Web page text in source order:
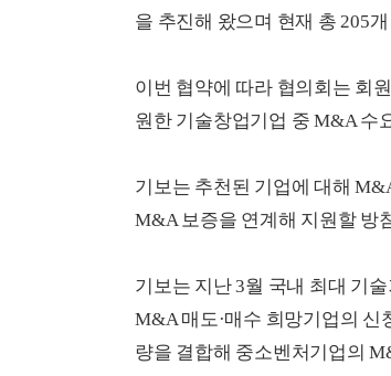
을 추진해 왔으며 현재 총 205
이번 협약에 따라 협의회는 회
원한 기술창업기업 중 M&A 수
기보는 추천된 기업에 대해
M&A 보증을 연계해 지원할 방
기보는 지난 3월 국내 최대 기
M&A 매도·매수 희망기업의 신
량을 결합해 중소벤처기업의